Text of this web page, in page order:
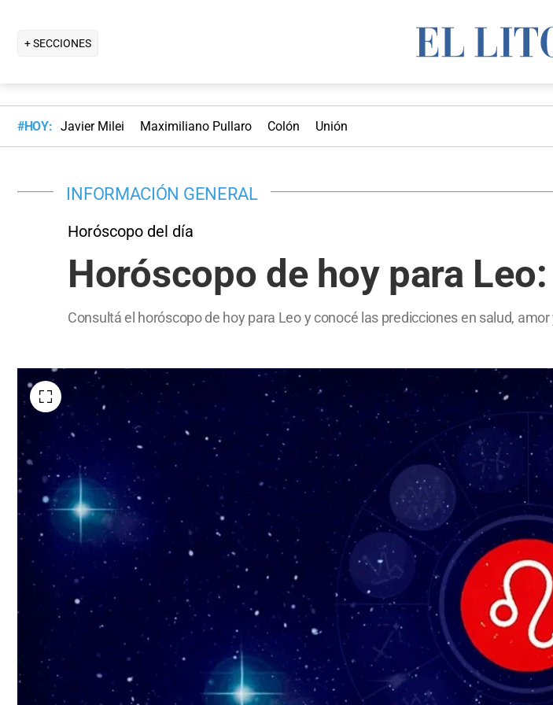
+ SECCIONES
#HOY: Javier Milei Maximiliano Pullaro Colón Unión
INFORMACIÓN GENERAL
Horóscopo del día
Horóscopo de hoy para
Consultá el horóscopo de hoy para Leo y conocé las predicciones en salud,